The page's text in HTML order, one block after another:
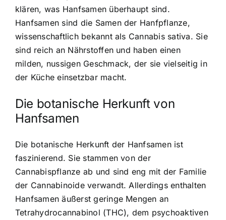
klären, was Hanfsamen überhaupt sind.
Hanfsamen sind die Samen der Hanfpflanze,
wissenschaftlich bekannt als Cannabis sativa. Sie
sind reich an Nährstoffen und haben einen
milden, nussigen Geschmack, der sie vielseitig in
der Küche einsetzbar macht.
Die botanische Herkunft von
Hanfsamen
Die botanische Herkunft der Hanfsamen ist
faszinierend. Sie stammen von der
Cannabispflanze ab und sind eng mit der Familie
der Cannabinoide verwandt. Allerdings enthalten
Hanfsamen äußerst geringe Mengen an
Tetrahydrocannabinol (THC), dem psychoaktiven